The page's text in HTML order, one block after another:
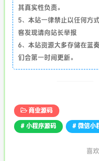
其真实性负责。
5、本站一律禁止以任何方
客发现请向站长举报
6、本站资源大多存储在蓝
们会第一时间更新。
商业源码
# 小程序源码 # 微信小
喜